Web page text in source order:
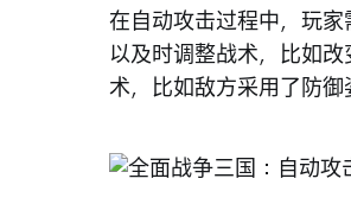
在自动攻击过程中，玩家
以及时调整战术，比如
术，比如敌方采用了防御